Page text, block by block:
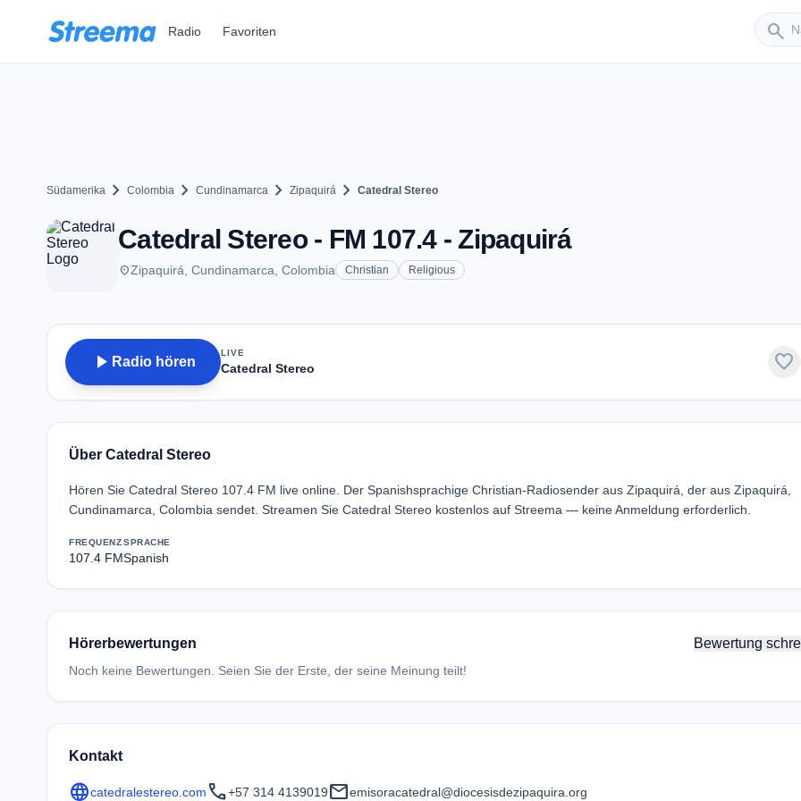
Radio Favoriten search
Südamerika chevron_right Colombia chevron_right Cundinamarca chevron_right Zipaquirá chevron_right Catedral Stereo
Catedral Stereo - FM 107.4 - Zipaquirá
placeZipaquirá, Cundinamarca, Colombia Christian Religious
play_arrow Radio hören
LIVE
Catedral Stereo favorite
Über Catedral Stereo
Hören Sie Catedral Stereo 107.4 FM live online. Der Spanishsprachige Christian-Radiosender aus Zipaquirá, der aus Zipaquirá,
Cundinamarca, Colombia sendet. Streamen Sie Catedral Stereo kostenlos auf Streema — keine Anmeldung erforderlich.
FREQUENZ
107.4 FM
SPRACHE
Spanish
Hörerbewertungen Bewertung
Noch keine Bewertungen. Seien Sie der Erste, der seine Meinung teilt!
Kontakt
languagecatedralestereo.com call+57 314 4139019mailemisoracatedral@diocesisdezipaquira.org